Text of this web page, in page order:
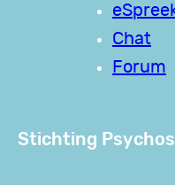
Chat
Forum
Stichting